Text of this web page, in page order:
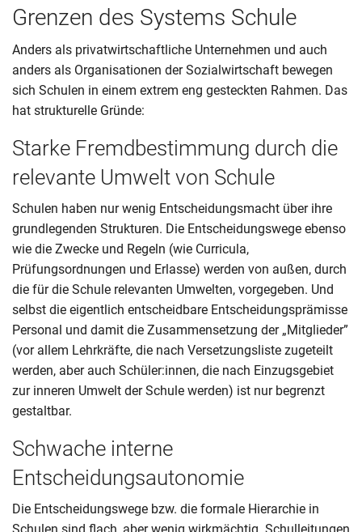
Grenzen des Systems Schule
Anders als privatwirtschaftliche Unternehmen und auch
anders als Organisationen der Sozialwirtschaft bewegen
sich Schulen in einem extrem eng gesteckten Rahmen. Das
hat strukturelle Gründe:
Starke Fremdbestimmung durch die
relevante Umwelt von Schule
Schulen haben nur wenig Entscheidungsmacht über ihre
grundlegenden Strukturen. Die Entscheidungswege ebenso
wie die Zwecke und Regeln (wie Curricula,
Prüfungsordnungen und Erlasse) werden von außen, durch
die für die Schule relevanten Umwelten, vorgegeben. Und
selbst die eigentlich entscheidbare Entscheidungsprämisse
Personal und damit die Zusammensetzung der „Mitglieder”
(vor allem Lehrkräfte, die nach Versetzungsliste zugeteilt
werden, aber auch Schüler:innen, die nach Einzugsgebiet
zur inneren Umwelt der Schule werden) ist nur begrenzt
gestaltbar.
Schwache interne
Entscheidungsautonomie
Die Entscheidungswege bzw. die formale Hierarchie in
Schulen sind flach, aber wenig wirkmächtig. Schulleitungen